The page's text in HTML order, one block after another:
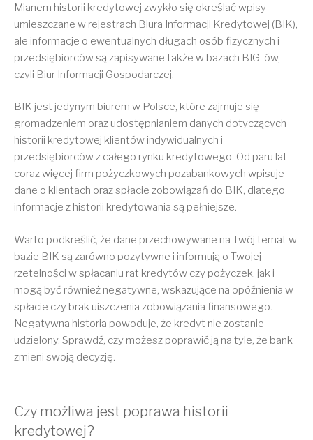
Mianem historii kredytowej zwykło się określać wpisy
umieszczane w rejestrach Biura Informacji Kredytowej (BIK),
ale informacje o ewentualnych długach osób fizycznych i
przedsiębiorców są zapisywane także w bazach BIG-ów,
czyli Biur Informacji Gospodarczej.
BIK jest jedynym biurem w Polsce, które zajmuje się
gromadzeniem oraz udostępnianiem danych dotyczących
historii kredytowej klientów indywidualnych i
przedsiębiorców z całego rynku kredytowego. Od paru lat
coraz więcej firm pożyczkowych pozabankowych wpisuje
dane o klientach oraz spłacie zobowiązań do BIK, dlatego
informacje z historii kredytowania są pełniejsze.
Warto podkreślić, że dane przechowywane na Twój temat w
bazie BIK są zarówno pozytywne i informują o Twojej
rzetelności w spłacaniu rat kredytów czy pożyczek, jak i
mogą być również negatywne, wskazujące na opóźnienia w
spłacie czy brak uiszczenia zobowiązania finansowego.
Negatywna historia powoduje, że kredyt nie zostanie
udzielony. Sprawdź, czy możesz poprawić ją na tyle, że bank
zmieni swoją decyzję.
Czy możliwa jest poprawa historii
kredytowej?